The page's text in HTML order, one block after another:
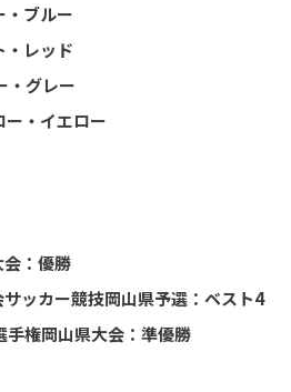
ブルー
・レッド
・グレー
ー・イエロー
：優勝
ッカー競技岡山県予選：ベスト4
権岡山県大会：準優勝